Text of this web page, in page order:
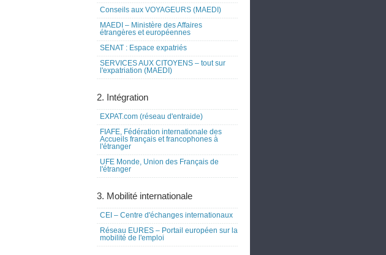
Conseils aux VOYAGEURS (MAEDI)
MAEDI – Ministère des Affaires
étrangères et européennes
SENAT : Espace expatriés
SERVICES AUX CITOYENS – tout sur
l'expatriation (MAEDI)
2. Intégration
EXPAT.com (réseau d'entraide)
FIAFE, Fédération internationale des
Accueils français et francophones à
l'étranger
UFE Monde, Union des Français de
l'étranger
3. Mobilité internationale
CEI – Centre d'échanges internationaux
Réseau EURES – Portail européen sur la
mobilité de l'emploi